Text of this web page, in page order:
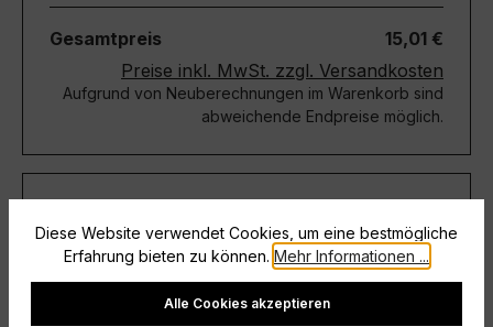
Gesamtpreis
15,01 €
Preise inkl. MwSt. zzgl. Versandkosten
Aufgrund von Neuberechnungen im Warenkorb sind
abweichende Endpreise möglich.
Teilen
Diese Website verwendet Cookies, um eine bestmögliche
Erfahrung bieten zu können. Mehr Informationen ...
Cookie-Einstellungen
Alle Cookies akzeptieren